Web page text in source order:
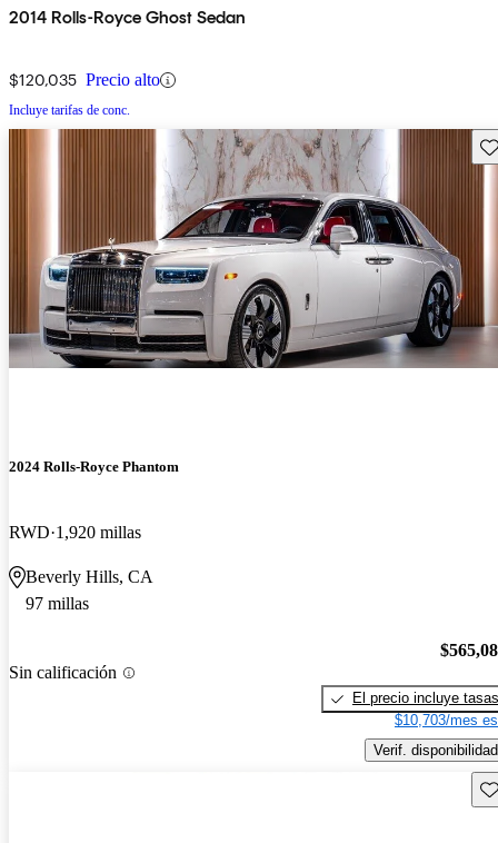
2014 Rolls-Royce Ghost Sedan
$120,035 Precio alto
Incluye tarifas de conc.
2024 Rolls-Royce Phantom
RWD 1,920 millas
Beverly Hills, CA
97 millas
Sin calificación
El precio incluye tasas
$10,703/mes
Verif. disponibilidad